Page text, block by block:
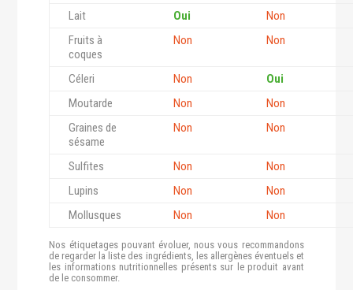
Lait
Oui
Non
Fruits à
coques
Non Non
Céleri Non
Oui
Moutarde
Non
Non
Graines de
sésame
Non Non
Sulfites Non
Non
Lupins
Non
Non
Mollusques
Non Non
Nos étiquetages pouvant évoluer, nous vous recommandons
de regarder la liste des ingrédients, les allergènes éventuels et
les informations nutritionnelles présents sur le produit avant
de le consommer.